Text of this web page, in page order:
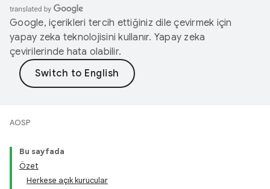
Google, içerikleri tercih ettiğiniz dile çevirmek için
yapay zeka teknolojisini kullanır. Yapay zeka
çevirilerinde hata olabilir.
AOSP
Bu sayfada
Özet
Herkese açık kurucular